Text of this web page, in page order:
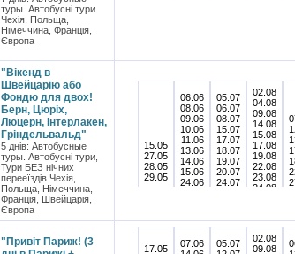
туры. Автобусні тури
Чехія, Польща,
Німеччина, Франція,
Європа
"Вікенд в
Швейцарію або
Фондю для двох!
Берн, Цюріх,
Люцерн, Інтерлакен,
Гріндельвальд"
5 днів: Автобусные
туры. Автобусні тури,
Тури БЕЗ нічних
перееїздів Чехія,
Польща, Німеччина,
Франція, Швейцарія,
Європа
15.05
27.05
28.05
29.05
06.06
08.06
09.06
10.06
11.06
13.06
14.06
15.06
24.06
30.06
05.07
06.07
08.07
15.07
17.07
18.07
19.07
20.07
24.07
31.07
02.08
04.08
09.08
14.08
15.08
17.08
19.08
22.08
23.08
24.08
28.08
29.08
"Привіт Париж! (3
17.05
07.06
05.07
02.08
09.08